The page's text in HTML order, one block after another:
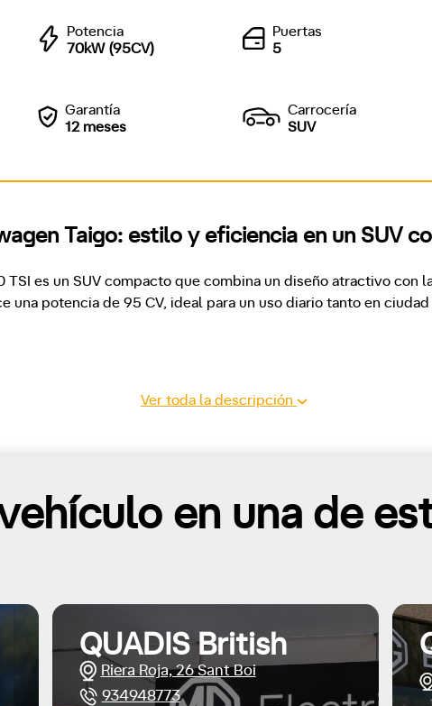
Potencia
70kW (95CV)
Puertas
5
Garantía
12 meses
Carrocería
SUV
Taigo: estilo y eficiencia en un SUV
TSI es un SUV compacto que combina un diseño atractivo con
una potencia de 95 CV, ideal para un uso diario tanto en
Ver toda la descripción
en una de
QUADIS British
Riera Roja, 26 Sant Boi
934948773